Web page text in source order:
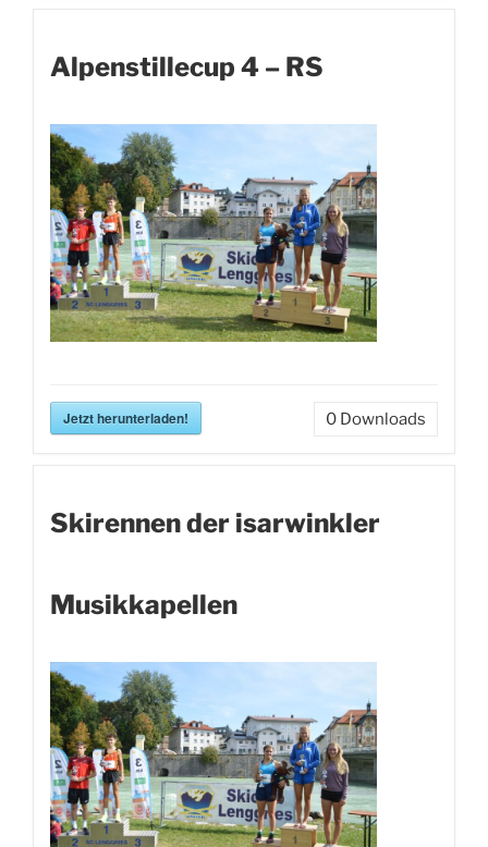
Alpenstillecup 4 – RS
Jetzt herunterladen! 0 Downloads
Skirennen der isarwinkler
Musikkapellen